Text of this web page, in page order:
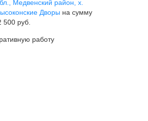
Медвенский район, х.
Дворы на сумму
500 руб.
работу